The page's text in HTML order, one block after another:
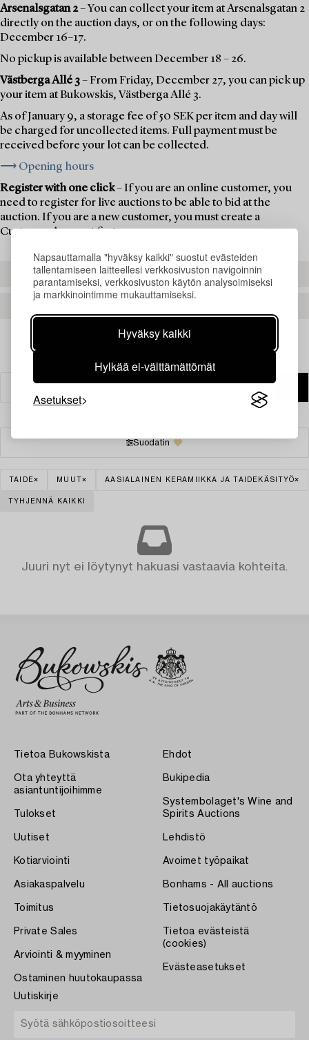
Napsauttamalla "hyväksy kaikki" suostut evästeiden
tallentamiseen laitteellesi verkkosivuston navigoinnin
parantamiseksi, verkkosivuston käytön analysoimiseksi
ja markkinointimme mukauttamiseksi.
Hyväksy kaikki
Hylkää ei-välttämättömät
Asetukset
Arsenalsgatan 2– You can collect your item at Arsenalsgatan 2
directly on the auction days, or on the following days:
December 16–17.
No pickup is available between December 18 – 26.
Västberga Allé 3– From Friday, December 27, you can pick up
your item at Bukowskis, Västberga Allé 3.
As of January 9, a storage fee of 50 SEK per item and day will
be charged for uncollected items. Full payment must be
received before your lot can be collected.
⟶ Opening hours
Register with one click– If you are an online customer, you
need to register for live auctions to be able to bid at the
auction. If you are a new customer, you must create a
Customer Account first.
REGISTER TO BID
Suodatin
TAIDE MUUT AASIALAINEN KERAMIIKKA JA TAIDEKÄSITYÖ
TYHJENNÄ KAIKKI
Juuri nyt ei löytynyt hakuasi vastaavia kohteita.
Tietoa Bukowskista
Ota yhteyttä
asiantuntijoihimme
Tulokset
Uutiset
Kotiarviointi
Asiakaspalvelu
Toimitus
Private Sales
Arviointi & myyminen
Ostaminen huutokaupassa
Ehdot
Bukipedia
Systembolaget's Wine and
Spirits Auctions
Lehdistö
Avoimet työpaikat
Bonhams - All auctions
Tietosuojakäytäntö
Tietoa evästeistä
(cookies)
Evästeasetukset
Uutiskirje